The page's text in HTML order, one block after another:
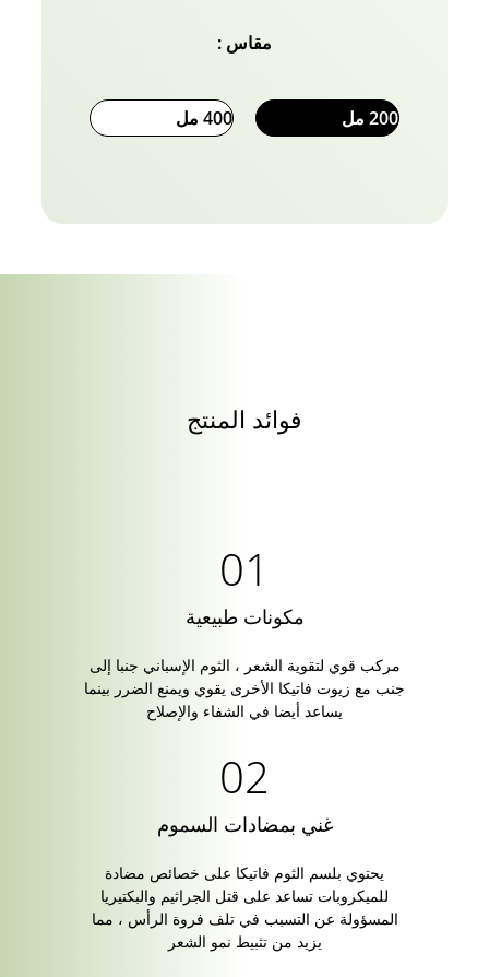
مقاس :
200 مل 400 مل
فوائد المنتج
مكونات طبيعية
مركب قوي لتقوية الشعر ، الثوم الإسباني جنبا إلى
جنب مع زيوت فاتيكا الأخرى يقوي ويمنع الضرر بينما
يساعد أيضا في الشفاء والإصلاح
غني بمضادات السموم
يحتوي بلسم الثوم فاتيكا على خصائص مضادة
للميكروبات تساعد على قتل الجراثيم والبكتيريا
المسؤولة عن التسبب في تلف فروة الرأس ، مما
يزيد من تثبيط نمو الشعر